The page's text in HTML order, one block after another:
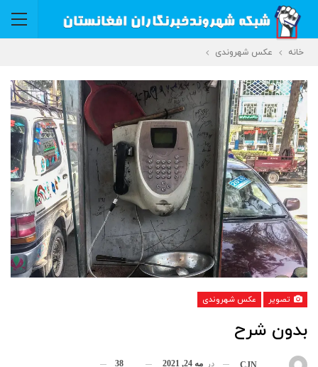
خانه عکس شهروندی
تصویر عکس شهروندی
بدون شرح
CJN در مه 24, 2021 38